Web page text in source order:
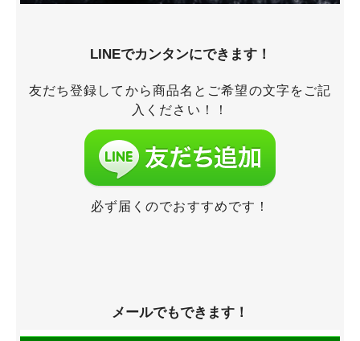
LINEでカンタンにできます！
友だち登録してから商品名とご希望の文字をご記
入ください！！
必ず届くのでおすすめです！
メールでもできます！